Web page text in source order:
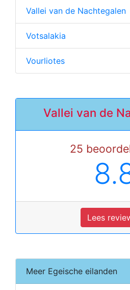
Vallei van de Nachtegalen
Votsalakia
Vourliotes
Vallei van de
25
Lees
Meer Egeische eilanden